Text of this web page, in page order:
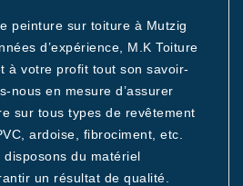
peinture sur toiture à Mutzig
d’expérience, M.K Toiture
à votre profit tout son savoir-
nous en mesure d’assurer
sur tous types de revêtement
ardoise, fibrociment, etc.
du matériel
un résultat de qualité.